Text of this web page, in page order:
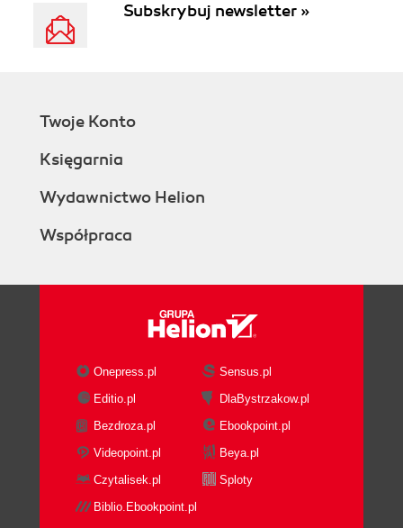
Subskrybuj newsletter »
Twoje Konto
Księgarnia
Wydawnictwo Helion
Współpraca
Onepress.pl
Sensus.pl
Editio.pl
DlaBystrzakow.pl
Bezdroza.pl
Ebookpoint.pl
Videopoint.pl
Beya.pl
Czytalisek.pl
Sploty
Biblio.Ebookpoint.pl